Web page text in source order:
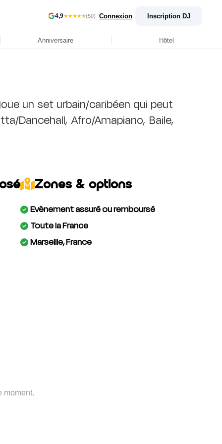
4,9★★★★★(50) Connexion Inscription DJ
Anniversaire Hôtel
un set urbain/caribéen qui peut
Dancehall, Afro/Amapiano, Baile,
Zones & options
Evènement assuré ou remboursé
Toute la France
Marseille, France
moment.